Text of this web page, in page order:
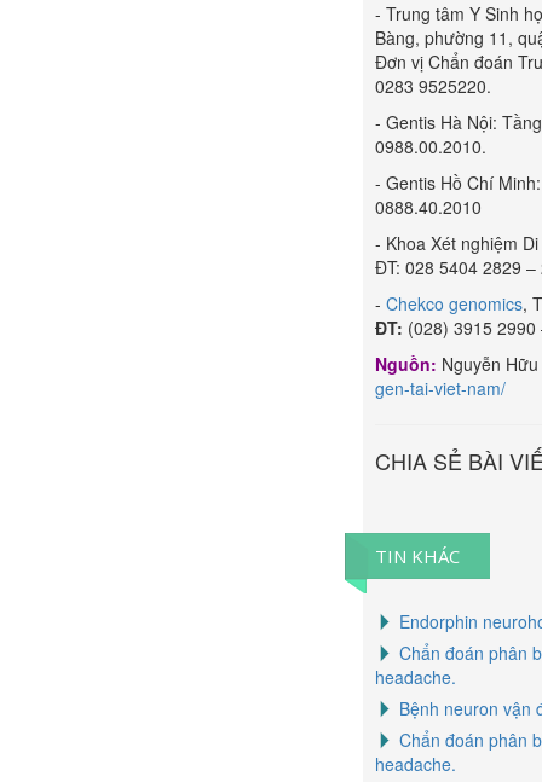
- Trung tâm Y Sinh
Bàng, phường 11,
Đơn vị Chẩn đoán
0283 9525220.
- Gentis Hà Nội:
0988.00.2010.
- Gentis Hồ Chí
0888.40.2010
- Khoa Xét nghiệm
ĐT: 028 5404 2829
- Chekco genomics,
ĐT: (028) 3915
Nguồn: Nguyễn
gen-tai-viet-nam/
CHIA SẺ BÀI
TIN KHÁC
Endorphin
Chẩn đoán phân
headache.
Bệnh neuron vận
Chẩn đoán phân
headache.